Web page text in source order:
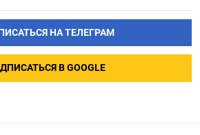
НА ТЕЛЕГРАМ
В GOOGLE